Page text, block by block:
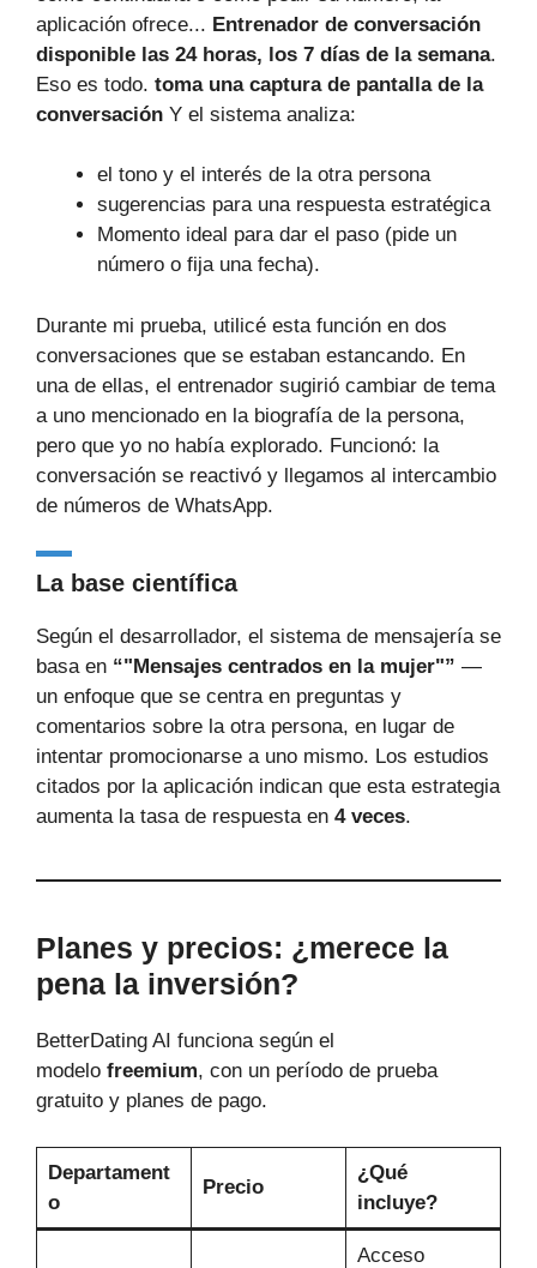
aplicación ofrece... Entrenador de conversación
disponible las 24 horas, los 7 días de la semana.
Eso es todo. toma una captura de pantalla de la
conversación Y el sistema analiza:
el tono y el interés de la otra persona
sugerencias para una respuesta estratégica
Momento ideal para dar el paso (pide un
número o fija una fecha).
Durante mi prueba, utilicé esta función en dos
conversaciones que se estaban estancando. En
una de ellas, el entrenador sugirió cambiar de tema
a uno mencionado en la biografía de la persona,
pero que yo no había explorado. Funcionó: la
conversación se reactivó y llegamos al intercambio
de números de WhatsApp.
La base científica
Según el desarrollador, el sistema de mensajería se
basa en “"Mensajes centrados en la mujer"” —
un enfoque que se centra en preguntas y
comentarios sobre la otra persona, en lugar de
intentar promocionarse a uno mismo. Los estudios
citados por la aplicación indican que esta estrategia
aumenta la tasa de respuesta en 4 veces.
Planes y precios: ¿merece la
pena la inversión?
BetterDating AI funciona según el
modelo freemium, con un período de prueba
gratuito y planes de pago.
Departament
o
Precio
¿Qué
incluye?
Acceso